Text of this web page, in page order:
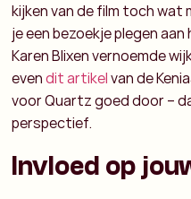
kijken van de film toch wat
je een bezoekje plegen
Karen Blixen vernoemde
evendit artikelvan de
voor Quartz goed door –
perspectief.
Invloed op